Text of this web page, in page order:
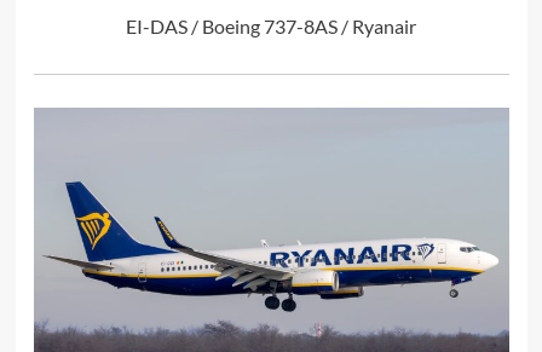
EI-DAS / Boeing 737-8AS / Ryanair